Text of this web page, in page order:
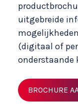
uitgebreide
(digitaal of
onderstaande
BROCHURE